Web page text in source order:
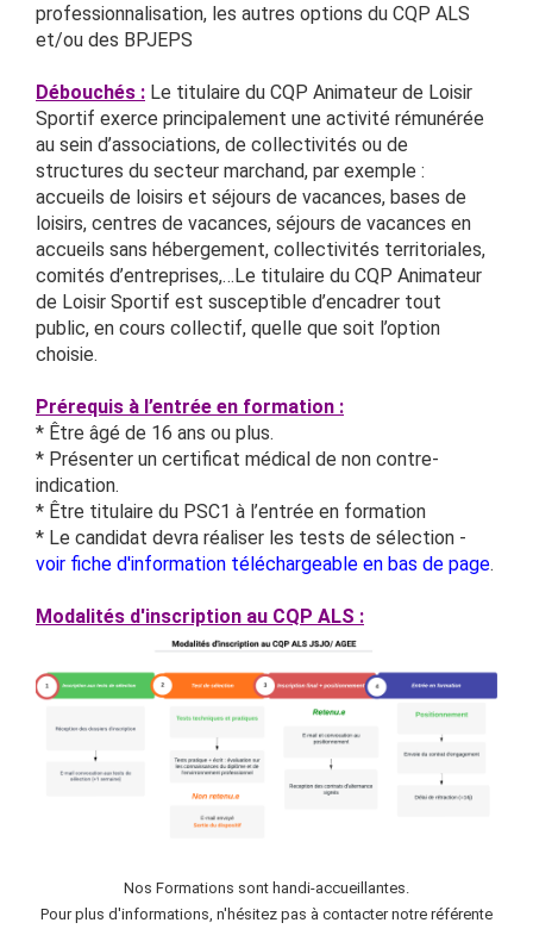
professionnalisation, les autres options du CQP ALS
et/ou des BPJEPS
Débouchés : Le titulaire du CQP Animateur de Loisir
Sportif exerce principalement une activité rémunérée
au sein d’associations, de collectivités ou de
structures du secteur marchand, par exemple :
accueils de loisirs et séjours de vacances, bases de
loisirs, centres de vacances, séjours de vacances en
accueils sans hébergement, collectivités territoriales,
comités d’entreprises,… Le titulaire du CQP Animateur
de Loisir Sportif est susceptible d’encadrer tout
public, en cours collectif, quelle que soit l’option
choisie.
Prérequis à l’entrée en formation :
* Être âgé de 16 ans ou plus.
* Présenter un certificat médical de non contre-
indication.
* Être titulaire du PSC1 à l’entrée en formation
* Le candidat devra réaliser les tests de sélection -
voir fiche d'information téléchargeable en bas de page.
Modalités d'inscription au CQP ALS :
Nos Formations sont handi-accueillantes.
Pour plus d'informations, n'hésitez pas à contacter notre référente